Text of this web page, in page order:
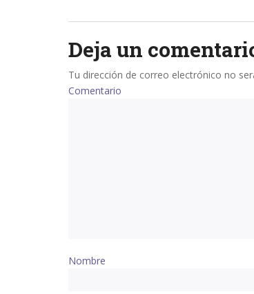
navigation
Deja un
Tu dirección de correo electrónico no
Comentario
Nombre